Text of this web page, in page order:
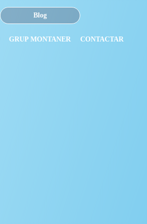
Blog
GRUP MONTANER CONTACTAR